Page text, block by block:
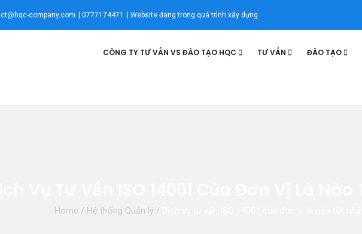
company.com | 0777174471 | Website đang trong quá trình xây dựng
CÔNG TY TƯ VẤN VS ĐÀO TẠO HQC TƯ VẤN ĐÀO TẠO
Home / Hệ thống Quản lý/